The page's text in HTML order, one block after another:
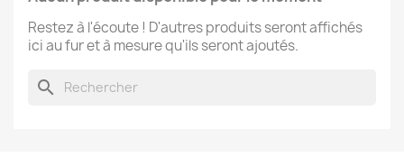
Restez à l'écoute ! D'autres produits seront affichés
ici au fur et à mesure qu'ils seront ajoutés.
search